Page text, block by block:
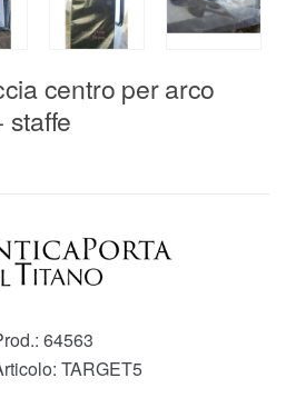
centro per arco
staffe
64563
TARGET5